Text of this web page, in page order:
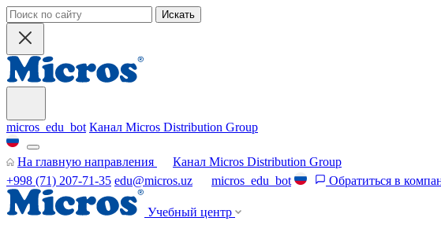
Искать
micros_edu_bot Канал Micros Distribution Group
На главную направления
Канал Micros Distribution Group
+998 (71) 207-71-35 edu@micros.uz micros_edu_bot Обратиться в
Учебный центр